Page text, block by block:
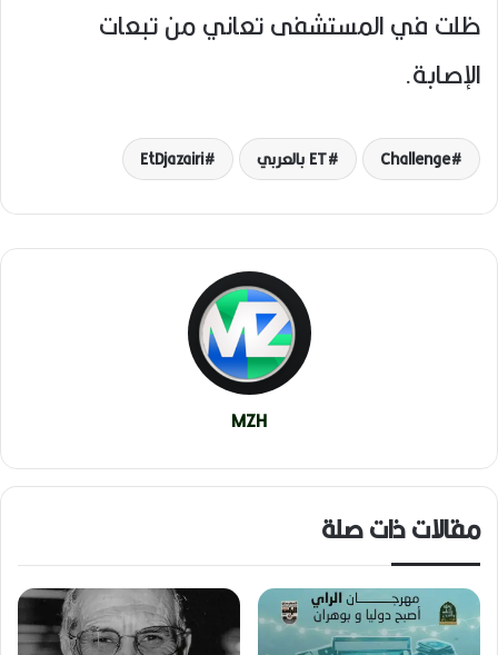
ظلت في المستشفى تعاني من تبعات
الإصابة.
Challenge ET بالعربي EtDjazairi
MZH
مقالات ذات صلة